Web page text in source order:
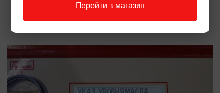
Перейти в магазин